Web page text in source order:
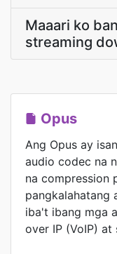
Maaari ko
streaming
Opus
Ang Opus ay
audio codec na
na compression
pangkalahatang
iba't ibang mga
over IP (VoIP) at